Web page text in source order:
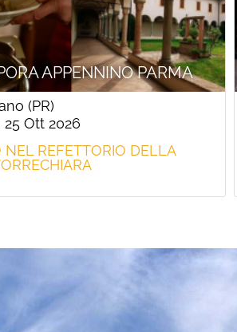
APPENNINO PARMA
(PR)
Ott 2026
NEL REFETTORIO DELLA